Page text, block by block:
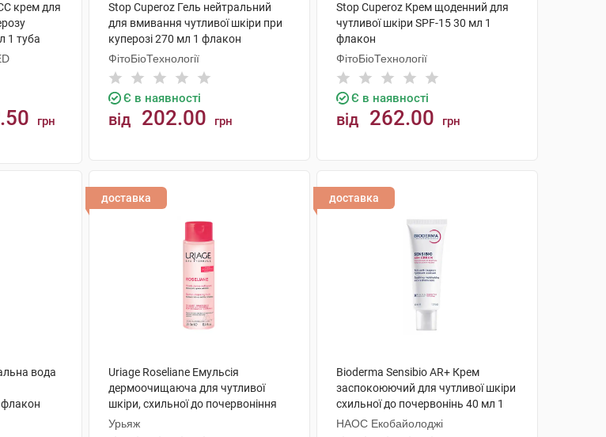
крем для
1 туба
грн
Stop Cuperoz Гель нейтральний
для вмивання чутливої шкіри при
куперозі 270 мл 1 флакон
ФітоБіоТехнології
Є в наявності
від 202.00 грн
Stop Cuperoz Крем щоденний для
чутливої шкіри SPF-15 30 мл 1
флакон
ФітоБіоТехнології
Є в наявності
від 262.00 грн
вода
флакон
доставка
Uriage Roseliane Емульсія
дермоочищаюча для чутливої
шкіри, схильної до почервоніння
250 мл 1 флакон
Урьяж
доставка
Bioderma Sensibio AR+ Крем
заспокоюючий для чутливої шкіри
схильної до почервонінь 40 мл 1
туба
НАОС Екобайолоджі